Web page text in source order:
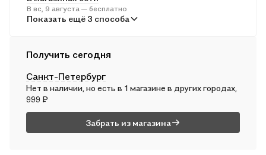
В вс, 9 августа — бесплатно
В пунктах выдачи
В пн, 10 августа — от 316 ₽
Почтой России
Во вт, 11 августа — от 531 ₽
Показать ещё 3 способа
Получить сегодня
Санкт-Петербург
Нет в наличии, но есть в 1 магазине в других городах,
999 ₽
Забрать из магазина